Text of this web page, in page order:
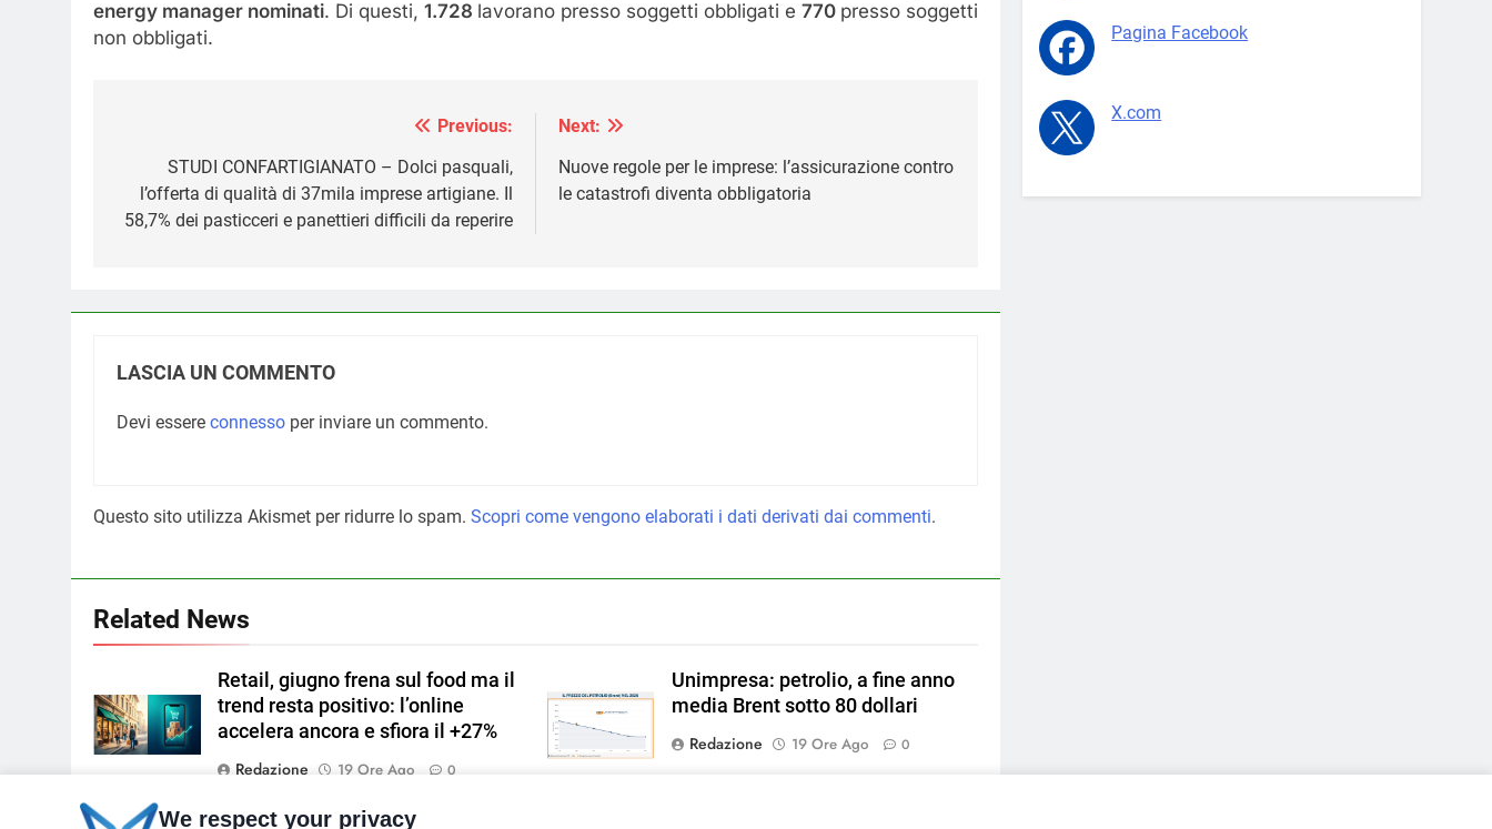
energy manager nominati. Di questi, 1.728 lavorano presso soggetti obbligati e 770 presso soggetti
non obbligati.
articoli
Previous:
STUDI CONFARTIGIANATO – Dolci pasquali,
l’offerta di qualità di 37mila imprese artigiane. Il
58,7% dei pasticceri e panettieri difficili da reperire
Next:
Nuove regole per le imprese: l’assicurazione contro
le catastrofi diventa obbligatoria
LASCIA UN COMMENTO
Devi essere connesso per inviare un commento.
Questo sito utilizza Akismet per ridurre lo spam. Scopri come vengono elaborati i dati derivati dai commenti.
Related News
Retail, giugno frena sul food ma il
trend resta positivo: l’online
accelera ancora e sfiora il +27%
Redazione
19 Ore Ago 0
Unimpresa: petrolio, a fine anno
media Brent sotto 80 dollari
Redazione
19 Ore Ago 0
Immagine di L’undertourism cresce e piace al
Pagina Facebook
X.com
We respect your privacy